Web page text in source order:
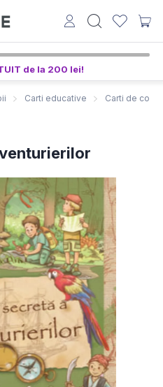
de la 200 lei!
Carti educative Carti de